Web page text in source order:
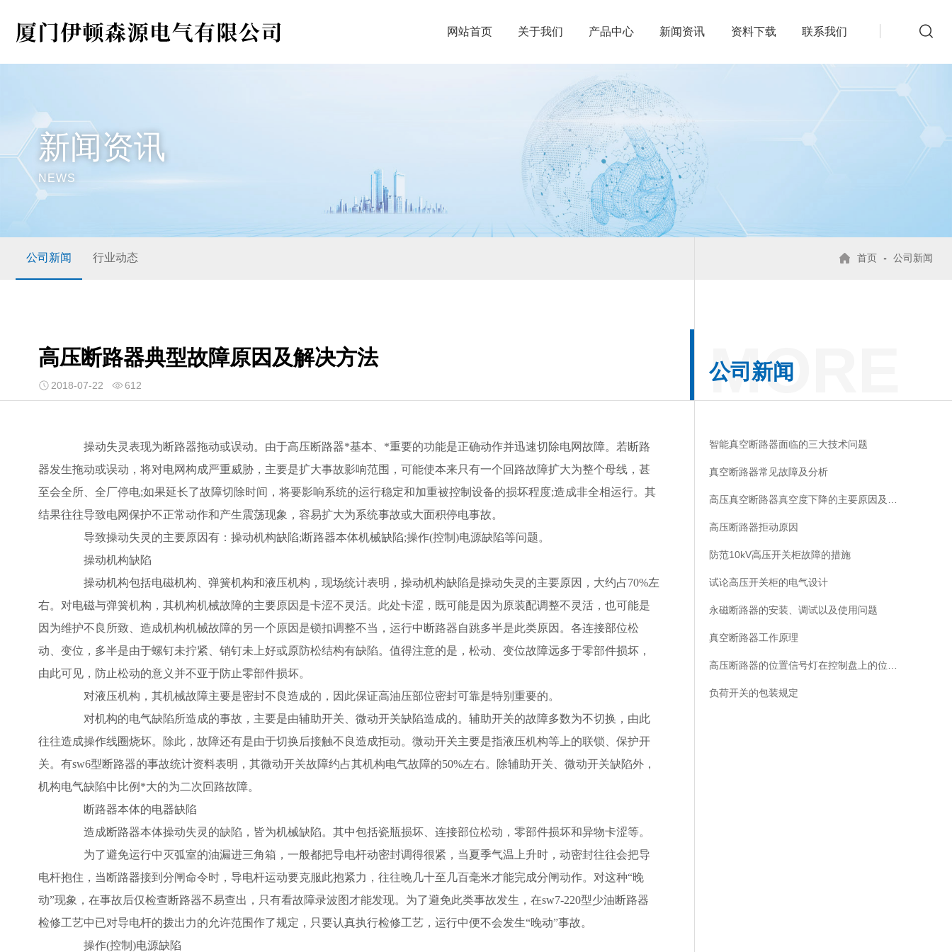
网站首页 关于我们 产品中心 新闻资讯 资料下载 联系我们
新闻资讯
NEWS
公司新闻 行业动态 首页 - 公司新闻
高压断路器典型故障原因及解决方法
2018-07-22 612
操动失灵表现为断路器拖动或误动。由于高压断路器*基本、*重要的功能是正确动作并迅速切除电网故障。若断路
器发生拖动或误动，将对电网构成严重威胁，主要是扩大事故影响范围，可能使本来只有一个回路故障扩大为整个母线，甚
至会全所、全厂停电;如果延长了故障切除时间，将要影响系统的运行稳定和加重被控制设备的损坏程度;造成非全相运行。其
结果往往导致电网保护不正常动作和产生震荡现象，容易扩大为系统事故或大面积停电事故。
导致操动失灵的主要原因有：操动机构缺陷;断路器本体机械缺陷;操作(控制)电源缺陷等问题。
操动机构缺陷
操动机构包括电磁机构、弹簧机构和液压机构，现场统计表明，操动机构缺陷是操动失灵的主要原因，大约占70%左
右。对电磁与弹簧机构，其机构机械故障的主要原因是卡涩不灵活。此处卡涩，既可能是因为原装配调整不灵活，也可能是
因为维护不良所致、造成机构机械故障的另一个原因是锁扣调整不当，运行中断路器自跳多半是此类原因。各连接部位松
动、变位，多半是由于螺钉未拧紧、销钉未上好或原防松结构有缺陷。值得注意的是，松动、变位故障远多于零部件损坏，
由此可见，防止松动的意义并不亚于防止零部件损坏。
对液压机构，其机械故障主要是密封不良造成的，因此保证高油压部位密封可靠是特别重要的。
对机构的电气缺陷所造成的事故，主要是由辅助开关、微动开关缺陷造成的。辅助开关的故障多数为不切换，由此
往往造成操作线圈烧坏。除此，故障还有是由于切换后接触不良造成拒动。微动开关主要是指液压机构等上的联锁、保护开
关。有sw6型断路器的事故统计资料表明，其微动开关故障约占其机构电气故障的50%左右。除辅助开关、微动开关缺陷外，
机构电气缺陷中比例*大的为二次回路故障。
断路器本体的电器缺陷
造成断路器本体操动失灵的缺陷，皆为机械缺陷。其中包括瓷瓶损坏、连接部位松动，零部件损坏和异物卡涩等。
为了避免运行中灭弧室的油漏进三角箱，一般都把导电杆动密封调得很紧，当夏季气温上升时，动密封往往会把导
电杆抱住，当断路器接到分闸命令时，导电杆运动要克服此抱紧力，往往晚几十至几百毫米才能完成分闸动作。对这种“晚
动”现象，在事故后仅检查断路器不易查出，只有看故障录波图才能发现。为了避免此类事故发生，在sw7-220型少油断路器
检修工艺中已对导电杆的拨出力的允许范围作了规定，只要认真执行检修工艺，运行中便不会发生“晚动”事故。
操作(控制)电源缺陷
公司新闻
智能真空断路器面临的三大技术问题
真空断路器常见故障及分析
高压断路器拒动原因
防范10kV高压开关柜故障的措施
试论高压开关柜的电气设计
永磁断路器的安装、调试以及使用问题
真空断路器工作原理
负荷开关的包装规定